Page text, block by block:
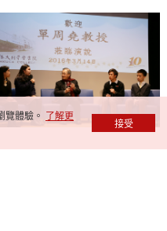
覽體驗。 了解更
接受